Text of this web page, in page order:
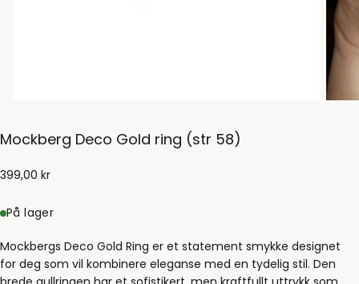
Mockberg Deco Gold ring (str 58)
399,00
Ordinær
399,00 kr
På lager
Mockbergs Deco Gold Ring er et statement smykke designet
for deg som vil kombinere eleganse med en tydelig stil. Den